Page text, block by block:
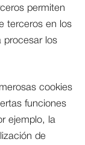
permiten
terceros en los
procesar los
cookies
funciones
ejemplo, la
de